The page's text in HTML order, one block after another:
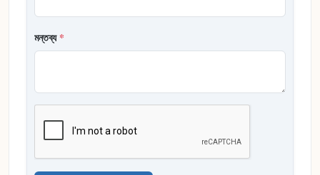
মন্তব্য*